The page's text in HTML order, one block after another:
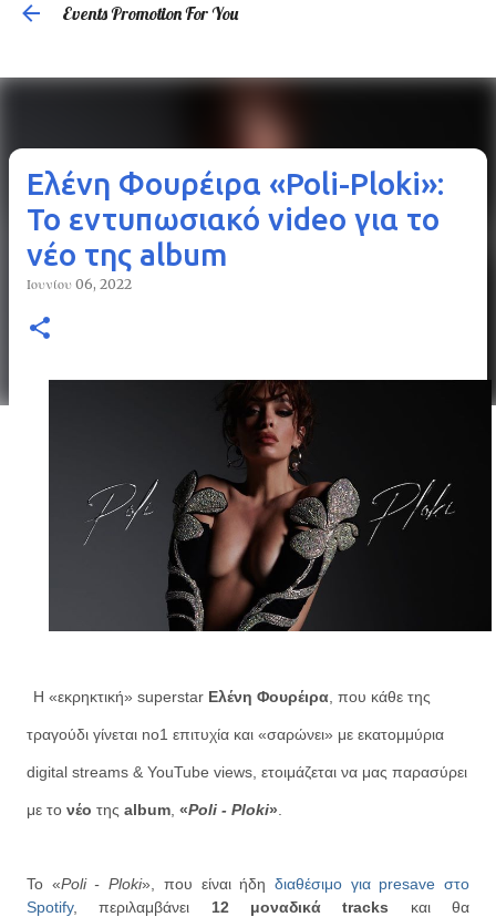
Events Promotion For You
Ελένη Φουρέιρα «Poli-Ploki»:
Το εντυπωσιακό video για το
νέο της album
Ιουνίου 06, 2022
Η «εκρηκτική» superstar Ελένη Φουρέιρα , που κάθε της
τραγούδι γίνεται no1 επιτυχία και «σαρώνει» με εκατομμύρια
digital streams & YouTube views, ετοιμάζεται να μας παρασύρει
με το νέο της album «Poli - Ploki»
Το «Poli - Ploki», που είναι ήδη διαθέσιμο για presave στο
Spotify, περιλαμβάνει 12 μοναδικά tracks και θα